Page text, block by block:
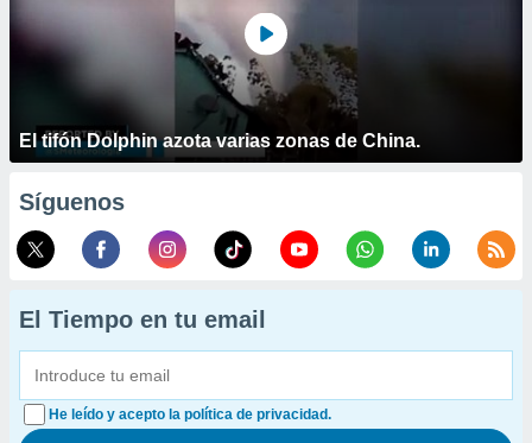
El tifón Dolphin azota varias zonas de China.
Síguenos
El Tiempo en tu email
He leído y acepto la política de privacidad.